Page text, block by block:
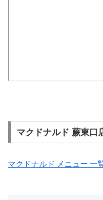
マクドナルド 蕨東口
マクドナルド メニュー 一